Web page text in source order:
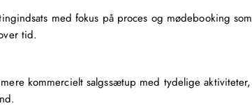
med fokus på proces og mødebooking som
tid.
kommercielt salgssætup med tydelige aktiviteter,